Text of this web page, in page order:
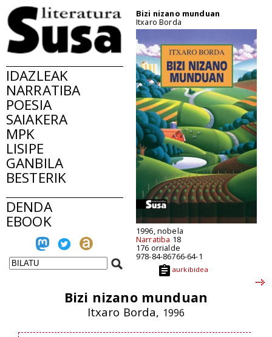
IDAZLEAK
NARRATIBA
POESIA
SAIAKERA
MPK
LISIPE
GANBILA
BESTERIK
DENDA
EBOOK
Bizi nizano munduan
Itxaro Borda
1996, nobela
Narratiba 18
176 orrialde
978-84-86766-64-1
aurkibidea
Bizi nizano munduan
Itxaro Borda, 1996